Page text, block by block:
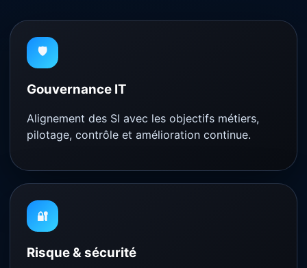
🛡️
Gouvernance IT
Alignement des SI avec les objectifs métiers,
pilotage, contrôle et amélioration continue.
🔐
Risque & sécurité